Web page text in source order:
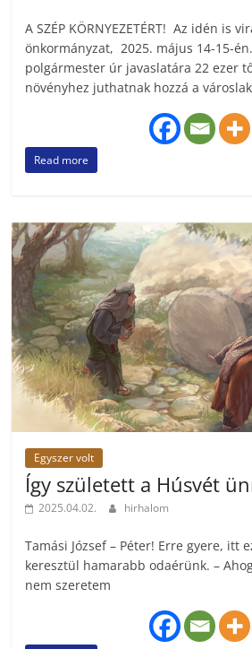
A SZÉP KÖRNYEZETÉRT! Az idén is
önkormányzat, 2025. május 14-15-
polgármester úr javaslatára 22 ezer
növényhez juthatnak hozzá a
Read more
Egyszer volt
Így született a Húsvét
2025.04.02. hirhalom
Tamási József – Péter! Erre gyere, itt
keresztül hamarabb odaérünk. –
nem szeretem